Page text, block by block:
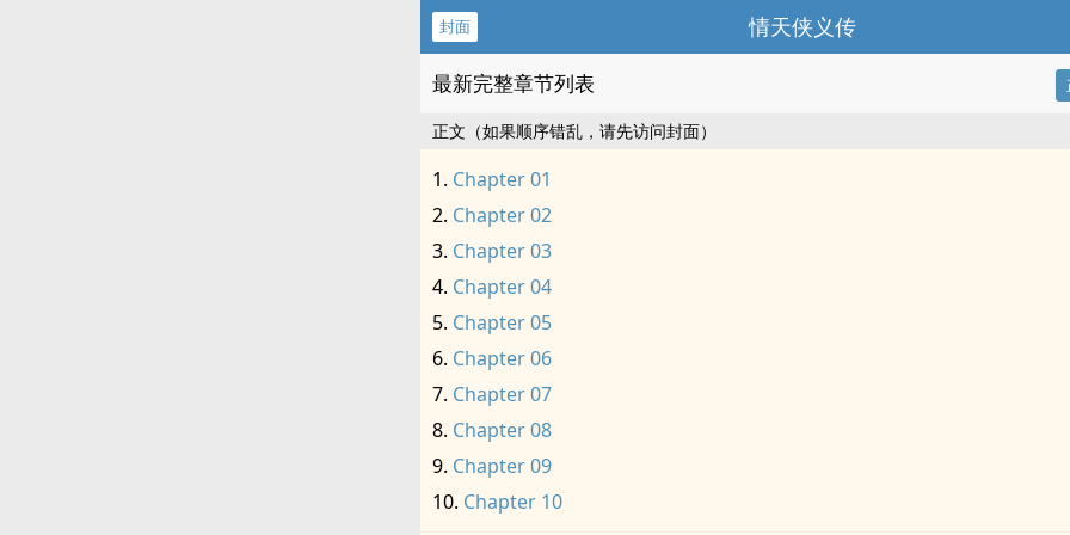
封面 情天侠义传
最新完整章节列表
正文（如果顺序错乱，请先访问封面）
Chapter 01
Chapter 02
Chapter 03
Chapter 04
Chapter 05
Chapter 06
Chapter 07
Chapter 08
Chapter 09
Chapter 10